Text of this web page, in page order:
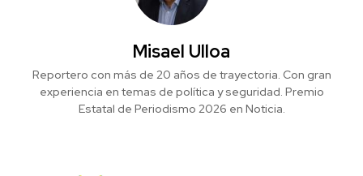
Misael Ulloa
Reportero con más de 20 años de trayectoria. Con gran
experiencia en temas de política y seguridad. Premio
Estatal de Periodismo 2026 en Noticia.